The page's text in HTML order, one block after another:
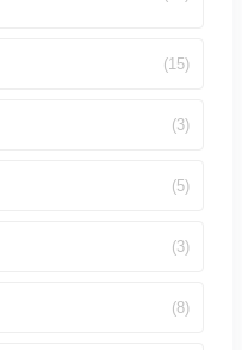
(15)
(3)
(5)
(3)
(8)